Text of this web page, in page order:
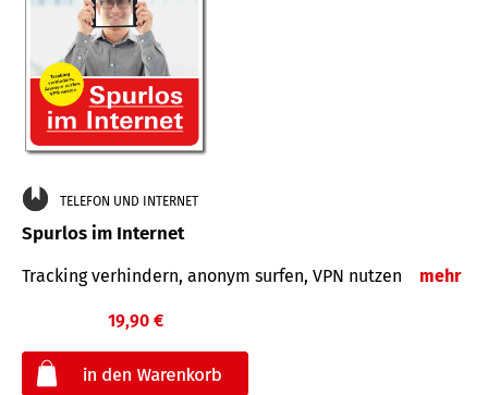
TELEFON UND INTERNET
Spurlos im Internet
Tracking verhindern, anonym surfen, VPN nutzen mehr
19,90 €